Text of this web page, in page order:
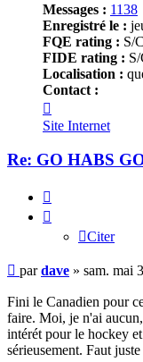
Messages : 1138
Enregistré le :
FQE rating : S/C
FIDE rating :
Localisation :
Contact :
dave
Site Internet
Re: GO HABS
Citer
Message
pardave » sam. mai
Fini le Canadien pour
faire. Moi, je n'ai
intérét pour le hockey
sérieusement. Faut